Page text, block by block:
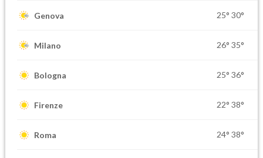
Genova 25° 30°
Milano 26° 35°
Bologna 25° 36°
Firenze 22° 38°
Roma 24° 38°